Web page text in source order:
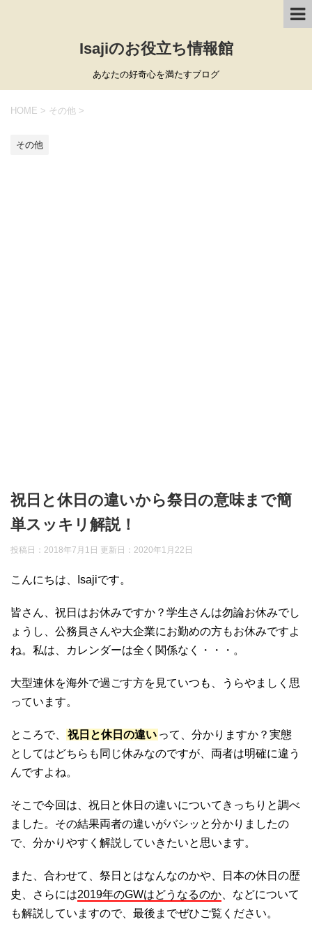
Isajiのお役立ち情報館
あなたの好奇心を満たすブログ
HOME > その他 >
その他
祝日と休日の違いから祭日の意味まで簡
単スッキリ解説！
投稿日：2018年7月1日 更新日： 2020年1月22日
こんにちは、Isajiです。
皆さん、祝日はお休みですか？学生さんは勿論お休みでし
ょうし、公務員さんや大企業にお勤めの方もお休みですよ
ね。私は、カレンダーは全く関係なく・・・。
大型連休を海外で過ごす方を見ていつも、うらやましく思
っています。
ところで、 祝日と休日の違い って、分かりますか？実態
としてはどちらも同じ休みなのですが、両者は明確に違う
んですよね。
そこで今回は、祝日と休日の違いについてきっちりと調べ
ました。その結果両者の違いがバシッと分かりましたの
で、分かりやすく解説していきたいと思います。
また、合わせて、祭日とはなんなのかや、日本の休日の歴
史、さらには2019年のGWはどうなるのか、などについて
も解説していますので、最後までぜひご覧ください。